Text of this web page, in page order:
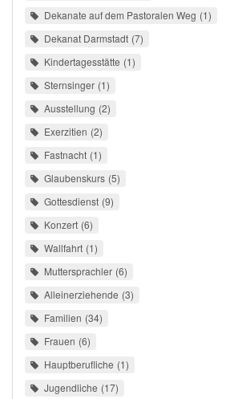
Dekanate auf dem Pastoralen Weg 1
Dekanat Darmstadt 7
Kindertagesstätte 1
Sternsinger 1
Ausstellung 2
Exerzitien 2
Fastnacht 1
Glaubenskurs 5
Gottesdienst 9
Konzert 6
Wallfahrt 1
Muttersprachler 6
Alleinerziehende 3
Familien 34
Frauen 6
Hauptberufliche 1
Jugendliche 17